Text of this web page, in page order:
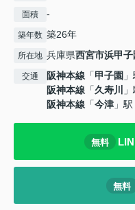
面積 -
築年数 築26年
所在地 兵庫県西宮市浜甲子
交通 阪神本線 「甲子園
阪神本線 「久寿川
阪神本線 「今津 」
無料
無料